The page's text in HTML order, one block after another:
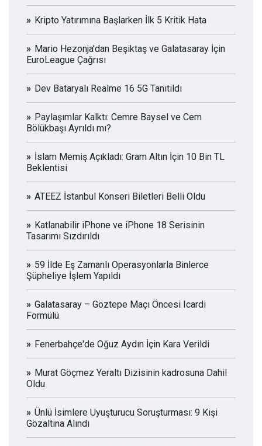
Kripto Yatırımına Başlarken İlk 5 Kritik Hata
Mario Hezonja’dan Beşiktaş ve Galatasaray İçin
EuroLeague Çağrısı
Dev Bataryalı Realme 16 5G Tanıtıldı
Paylaşımlar Kalktı: Cemre Baysel ve Cem
Bölükbaşı Ayrıldı mı?
İslam Memiş Açıkladı: Gram Altın İçin 10 Bin TL
Beklentisi
ATEEZ İstanbul Konseri Biletleri Belli Oldu
Katlanabilir iPhone ve iPhone 18 Serisinin
Tasarımı Sızdırıldı
59 İlde Eş Zamanlı Operasyonlarla Binlerce
Şüpheliye İşlem Yapıldı
Galatasaray – Göztepe Maçı Öncesi Icardi
Formülü
Fenerbahçe'de Oğuz Aydın İçin Kara Verildi
Murat Göçmez Yeraltı Dizisinin kadrosuna Dahil
Oldu
Ünlü İsimlere Uyuşturucu Soruşturması: 9 Kişi
Gözaltına Alındı